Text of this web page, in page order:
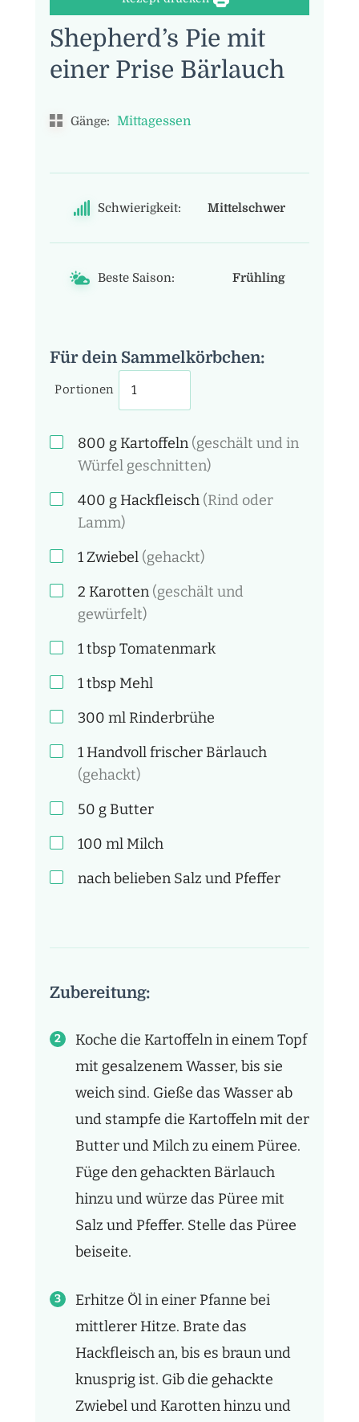
Shepherd’s Pie mit
einer Prise Bärlauch
Gänge: Mittagessen
Schwierigkeit: Mittelschwer
Beste Saison: Frühling
Für dein Sammelkörbchen:
Portionen
800 g Kartoffeln (geschält und in
Würfel geschnitten)
400 g Hackfleisch (Rind oder
Lamm)
1Zwiebel (gehackt)
2 Karotten (geschält und
gewürfelt)
1tbsp Tomatenmark
1tbsp Mehl
300 ml Rinderbrühe
1 Handvollfrischer Bärlauch
(gehackt)
50 g Butter
100 ml Milch
nach belieben Salz und Pfeffer
Zubereitung:
Koche die Kartoffeln in einem Topf
mit gesalzenem Wasser, bis sie
weich sind. Gieße das Wasser ab
und stampfe die Kartoffeln mit der
Butter und Milch zu einem Püree.
Füge den gehackten Bärlauch
hinzu und würze das Püree mit
Salz und Pfeffer. Stelle das Püree
beiseite.
Erhitze Öl in einer Pfanne bei
mittlerer Hitze. Brate das
Hackfleisch an, bis es braun und
knusprig ist. Gib die gehackte
Zwiebel und Karotten hinzu und